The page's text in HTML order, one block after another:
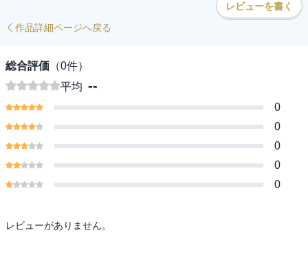
レビューを書く
作品詳細ページへ戻る
総合評価 （0件）
平均 --
0
0
0
0
0
レビューがありません。